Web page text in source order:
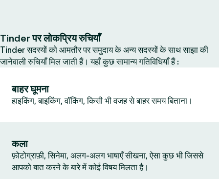
Tinder पर लोकप्रिय रुचियाँ
Tinder सदस्यों को आमतौर पर समुदाय के अन्य सदस्यों के साथ साझा की
जानेवाली रुचियाँ मिल जाती हैं। यहाँ कुछ सामान्य गतिविधियाँ हैं :
बाहर घूमना
हाइकिंग, बाइकिंग, वॉकिंग, किसी भी वजह से बाहर समय बिताना।
कला
फ़ोटोग्राफ़ी, सिनेमा, अलग-अलग भाषाएँ सीखना, ऐसा कुछ भी जिससे
आपको बात करने के बारे में कोई विषय मिलता है।